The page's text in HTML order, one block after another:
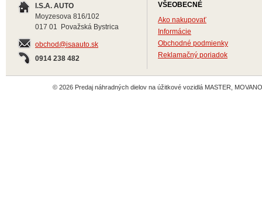
I.S.A. AUTO
Moyzesova 816/102
017 01 Považská Bystrica
obchod@isaauto.sk
0914 238 482
VŠEOBECNÉ
Ako nakupovať
Informácie
Obchodné podmienky
Reklamačný poriadok
© 2026 Predaj náhradných dielov na úžitkové vozidlá MASTER,